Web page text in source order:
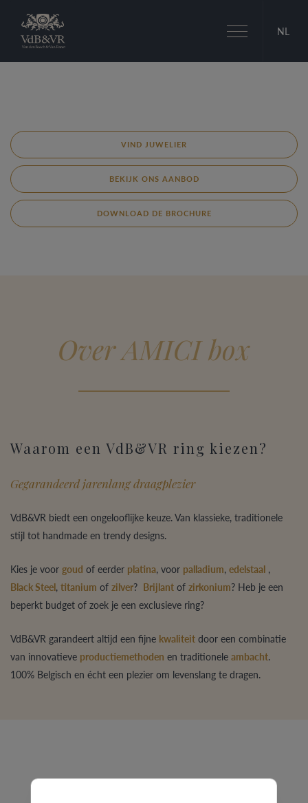
NL
Toggle
navigation
VIND JUWELIER
BEKIJK ONS AANBOD
DOWNLOAD DE BROCHURE
Over AMICI box
Waarom een VdB&VR ring kiezen?
Gegarandeerd jarenlang draagplezier
VdB&VR biedt een ongelooflijke keuze. Van klassieke, traditionele
stijl tot handmade en trendy designs.
Kies je voor goud of eerder platina, voor palladium, edelstaal ,
Black Steel, titanium of zilver? Brijlant of zirkonium? Heb je een
beperkt budget of zoek je een exclusieve ring?
VdB&VR garandeert altijd een fijne kwaliteit door een combinatie
van innovatieve productiemethoden en traditionele ambacht.
100% Belgisch en écht een plezier om levenslang te dragen.